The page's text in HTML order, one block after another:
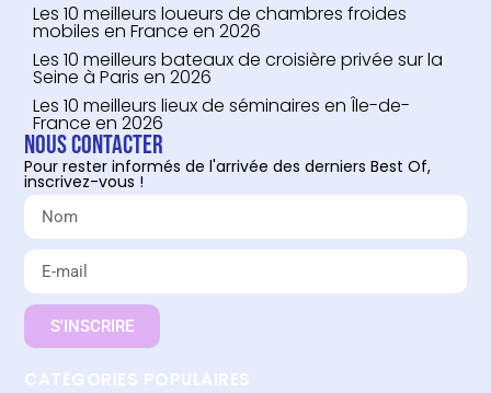
Les 10 meilleurs loueurs de chambres froides
mobiles en France en 2026
Les 10 meilleurs bateaux de croisière privée sur la
Seine à Paris en 2026
Les 10 meilleurs lieux de séminaires en Île-de-
France en 2026
Nous contacter
Pour rester informés de l'arrivée des derniers Best Of,
inscrivez-vous !
S'INSCRIRE
CATEGORIES POPULAIRES